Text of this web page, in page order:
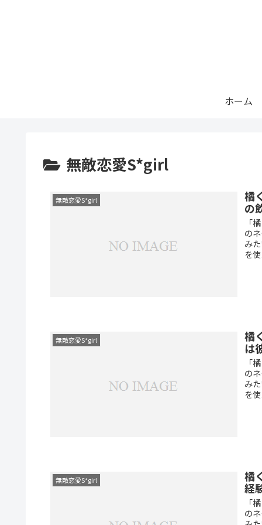
ホーム
無敵恋愛S*girl
無敵恋愛S*girl
橘
の
「
の
み
を
無敵恋愛S*girl
橘
は
「
の
み
を
無敵恋愛S*girl
橘
経
「
の